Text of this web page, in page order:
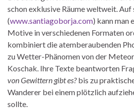
schon exklusive Räume weltweit.
(www.santiagoborja.com) kann man
Motive in verschiedenen Formaten
kombiniert die atemberaubenden
zu Wetter-Phänomen von der
Koschak. Ihre Texte beantworten
von Gewittern gibt es?bis zu
Wanderer bei einem plötzlich
sollte.